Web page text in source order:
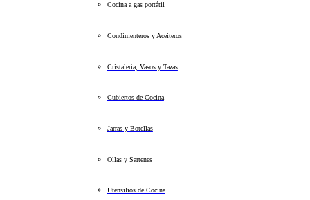
Cocina a gas portátil
Condimenteros y Aceiteros
Cristalería, Vasos y Tazas
Cubiertos de Cocina
Jarras y Botellas
Ollas y Sartenes
Utensilios de Cocina